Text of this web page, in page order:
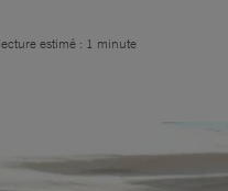
estimé : 1 minute